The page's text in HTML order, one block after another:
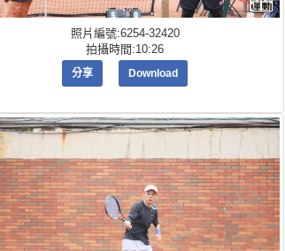
照片編號:6254-32420
拍攝時間:10:26
分享 Download